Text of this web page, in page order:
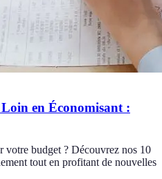
en Économisant :
votre budget ? Découvrez nos 10
tout en profitant de nouvelles